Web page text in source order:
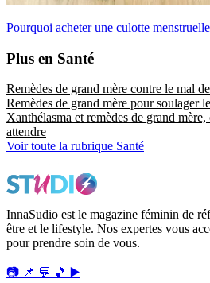
Pourquoi acheter une culotte
Plus en Santé
Remèdes de grand mère contre le mal
Remèdes de grand mère pour soulager
Xanthélasma et remèdes de grand
attendre
Voir toute la rubrique Santé
InnaSudio est le magazine féminin de
être et le lifestyle. Nos expertes vous
pour prendre soin de vous.
📷 📌 💬 🎵 ▶️